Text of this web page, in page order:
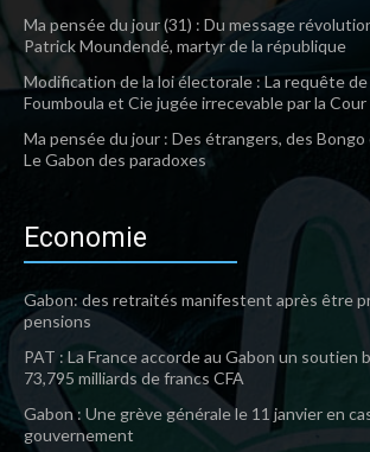
Ma pensée du jour (31) : Du message
Patrick Moundendé, martyr de la république
Modification de la loi électorale : La requête
Foumboula et Cie jugée irrecevable par la
Ma pensée du jour : Des étrangers, des
Le Gabon des paradoxes
Economie
Gabon: des retraités manifestent après être
pensions
PAT : La France accorde au Gabon un soutien
73,795 milliards de francs CFA
Gabon : Une grève générale le 11 janvier en
gouvernement